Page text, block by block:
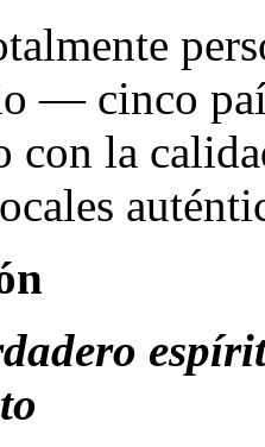
— cinco
con la